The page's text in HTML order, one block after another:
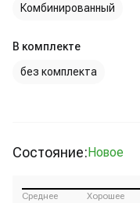
Комбинированный
В комплекте
без комплекта
Состояние:Новое
Среднее Хорошее